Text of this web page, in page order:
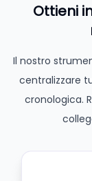
Ottieni
Il nostro
centralizzare
cronologica.